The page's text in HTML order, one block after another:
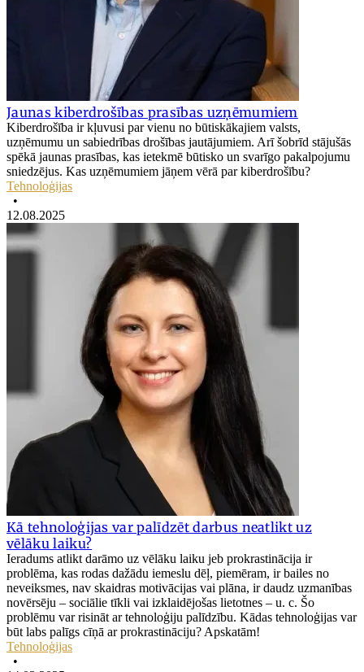
Jaunas kiberdrošības prasības uzņēmumiem
Kiberdrošība ir kļuvusi par vienu no būtiskākajiem valsts,
uzņēmumu un sabiedrības drošības jautājumiem. Arī šobrīd stājušās
spēkā jaunas prasības, kas ietekmē būtisko un svarīgo pakalpojumu
sniedzējus. Kas uzņēmumiem jāņem vērā par kiberdrošību?
Tehnoloģijas
•
12.08.2025
Kā tehnoloģijas var palīdzēt darbus neatlikt uz
vēlāku laiku?
Ieradums atlikt darāmo uz vēlāku laiku jeb prokrastinācija ir
problēma, kas rodas dažādu iemeslu dēļ, piemēram, ir bailes no
neveiksmes, nav skaidras motivācijas vai plāna, ir daudz uzmanības
novērsēju – sociālie tīkli vai izklaidējošas lietotnes – u. c. Šo
problēmu var risināt ar tehnoloģiju palīdzību. Kādas tehnoloģijas var
būt labs palīgs cīņā ar prokrastināciju? Apskatām!
Tehnoloģijas
•